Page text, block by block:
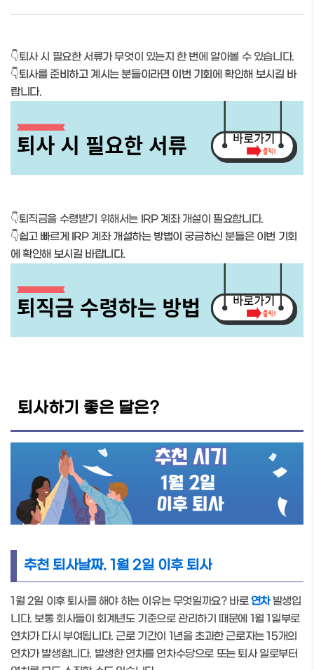
👇퇴사 시 필요한 서류가 무엇이 있는지 한 번에 알아볼 수 있습니다.
👇퇴사를 준비하고 계시는 분들이라면 이번 기회에 확인해 보시길 바
랍니다.
👇퇴직금을 수령받기 위해서는 IRP 계좌 개설이 필요합니다.
👇쉽고 빠르게 IRP 계좌 개설하는 방법이 궁금하신 분들은 이번 기회
에 확인해 보시길 바랍니다.
퇴사하기 좋은 달은?
추천 퇴사날짜. 1월 2일 이후 퇴사
1월 2일 이후 퇴사를 해야 하는 이유는 무엇일까요? 바로 연차발생입
니다. 보통 회사들이 회계년도 기준으로 관리하기 때문에 1월 1일부로
연차가 다시 부여됩니다. 근로 기간이 1년을 초과한 근로자는 15개의
연차가 발생합니다. 발생한 연차를 연차수당으로 또는 퇴사 일로부터